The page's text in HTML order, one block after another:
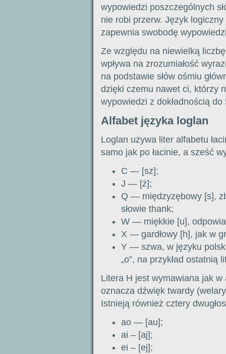
wypowiedzi poszczególnych
nie robi przerw. Język logiczny
zapewnia swobodę
Ze względu na niewielką
wpływa na zrozumiałość
na podstawie słów ośmiu
dzięki czemu nawet ci, którzy
wypowiedzi z dokładnością do
Alfabet języka loglan
Loglan używa liter alfabetu
samo jak po łacinie, a sześć
C — [sz];
J — [ż];
Q — międzyzębowy [s],
słowie thank;
W — miękkie [u],
X — gardłowy [h], jak w
Y — szwa, w języku
„o”, na przykład ostatnią
Litera H jest wymawiana jak w
oznacza dźwięk twardy
Istnieją również cztery
ao — [au];
ai – [aj];
ei – [ej];